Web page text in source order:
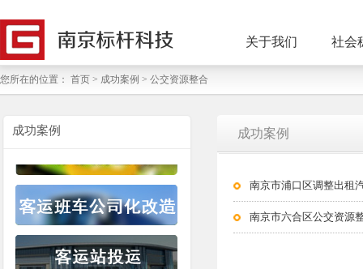
关于我们 社会
您所在的位置： 首页 > 成功案例 > 公交资源整合
成功案例 成功案例
南京市浦口区调整出租
南京市六合区公交资源